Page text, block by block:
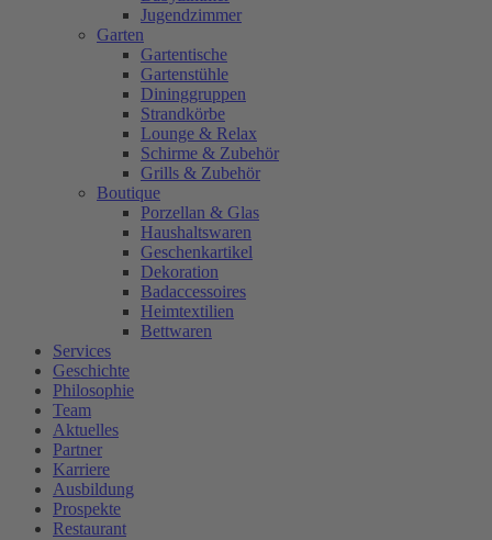
Jugendzimmer
Garten
Gartentische
Gartenstühle
Dininggruppen
Strandkörbe
Lounge & Relax
Schirme & Zubehör
Grills & Zubehör
Boutique
Porzellan & Glas
Haushaltswaren
Geschenkartikel
Dekoration
Badaccessoires
Heimtextilien
Bettwaren
Services
Geschichte
Philosophie
Team
Aktuelles
Partner
Karriere
Ausbildung
Prospekte
Restaurant